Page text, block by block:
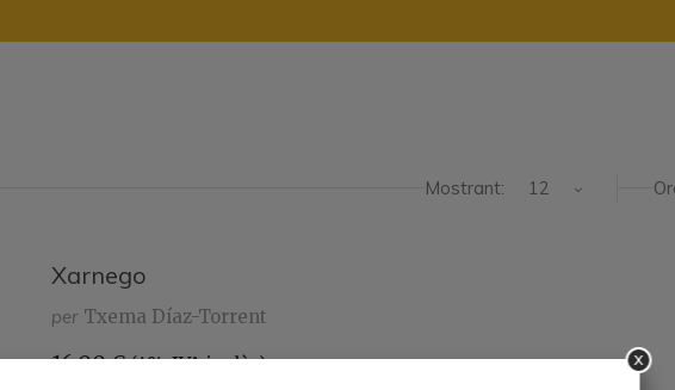
Mostrant: 12
Xarnego
per Txema Díaz-Torrent
16,00€ (4% IVA inclòs) x